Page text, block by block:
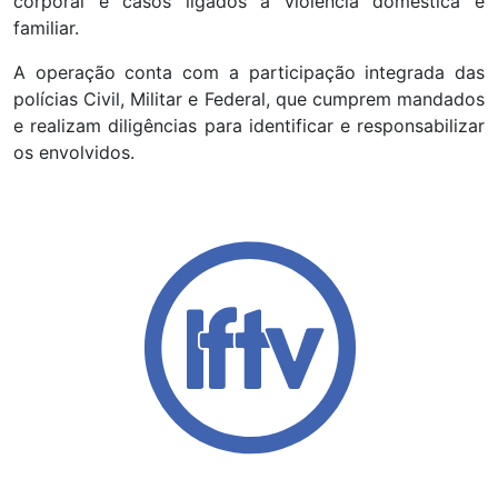
familiar.
A operação conta com a participação integrada das
polícias Civil, Militar e Federal, que cumprem mandados
e realizam diligências para identificar e responsabilizar
os envolvidos.